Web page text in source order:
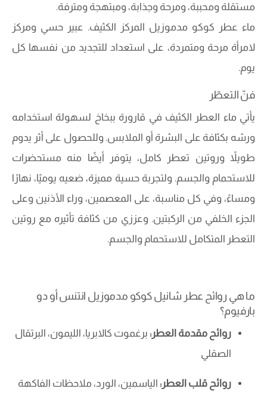
مستقلة ومحببة، ومرحة وجذابة، ومبتهجة ومترفة.
ماء عطر كوكو مدموزيل المركز الكثيف. عبير حسي ومركز
لامرأة مرحة ومتمردة، على استعداد للتجديد من نفسها كل
يوم.
فنّ التعطّر
يأتي ماء العطر الكثيف في قارورة ببخاخ لسهولة استخدامه
ورشه بكثافة على البشرة أو الملابس. وللحصول على أثر يدوم
طويلاً وروتين تعطر كامل، يتوفر أيضًا منه مستحضرات
للاستحمام والجسم. ولتجربة حسية مميزة، ضعيه يوميًا، نهارًا
ومساءً، وفي كل مناسبة، على المعصمين، وراء الأذنين وعلى
الجزء الخلفي من الركبتين. وعززي من كثافة تأثيره مع روتين
التعطر المتكامل للاستحمام والجسم.
ما هي روائح عطر شانيل كوكو مدموزيل انتنس أو دو
بارفيوم؟
روائح مقدمة العطر: برغموت كالابريا، الليمون، البرتقال
الصقلي
روائح قلب العطر: الياسمين، الورد، ملاحظات الفاكهة